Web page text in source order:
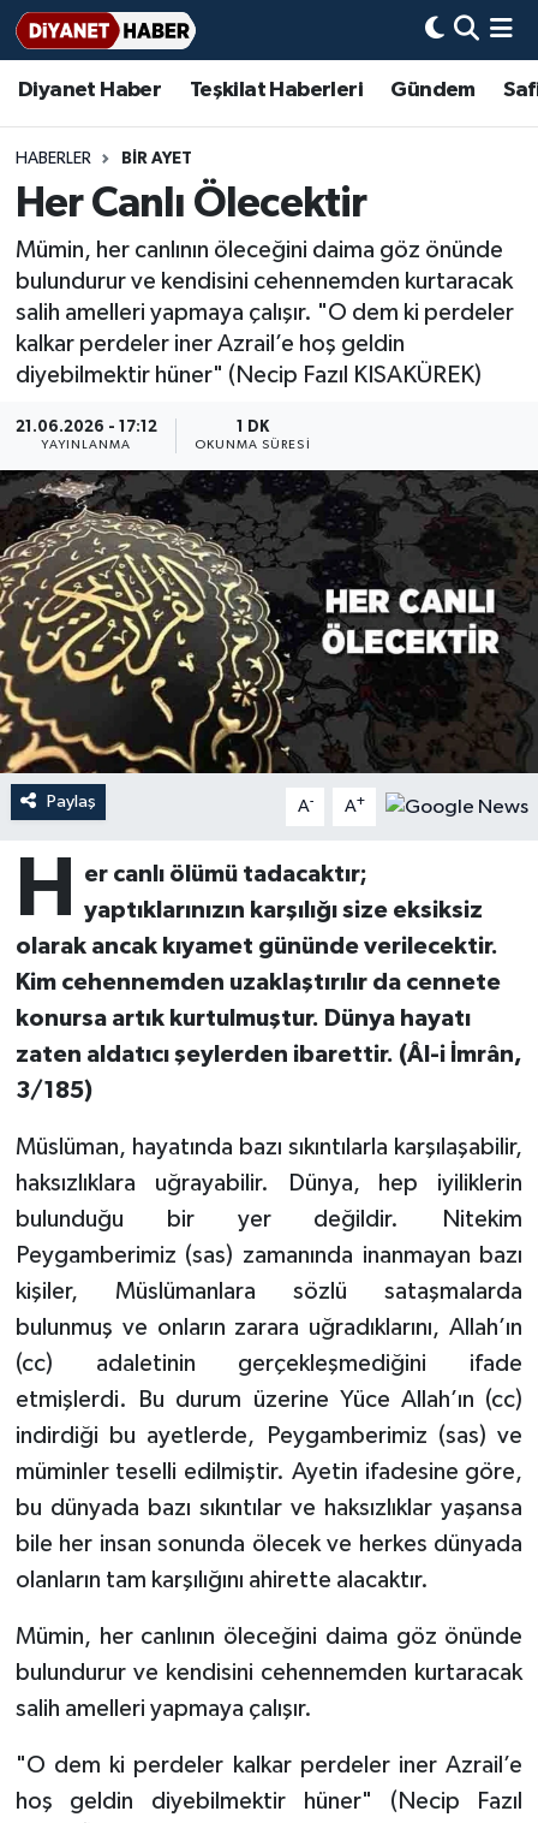
Diyanet Haber Teşkilat Haberleri Gündem
HABERLER BIR AYET
Her Canlı Ölecektir
Mümin, her canlının öleceğini daima göz önünde
bulundurur ve kendisini cehennemden kurtaracak
salih amelleri yapmaya çalışır. "O dem ki perdeler
kalkar perdeler iner Azrail’e hoş geldin
diyebilmektir hüner" (Necip Fazıl KISAKÜREK)
21.06.2026 - 17:12
YAYINLANMA
1 DK
OKUNMA SÜRESI
Paylaş A- A+
H
er canlı ölümü tadacaktır;
yaptıklarınızın karşılığı size eksiksiz
olarak ancak kıyamet gününde verilecektir.
Kim cehennemden uzaklaştırılır da cennete
konursa artık kurtulmuştur. Dünya hayatı
zaten aldatıcı şeylerden ibarettir. (Âl-i İmrân,
3/185)
Müslüman, hayatında bazı sıkıntılarla karşılaşabilir,
haksızlıklara uğrayabilir. Dünya, hep iyiliklerin
bulunduğu bir yer değildir. Nitekim
Peygamberimiz (sas) zamanında inanmayan bazı
kişiler, Müslümanlara sözlü sataşmalarda
bulunmuş ve onların zarara uğradıklarını, Allah’ın
(cc) adaletinin gerçekleşmediğini ifade
etmişlerdi. Bu durum üzerine Yüce Allah’ın (cc)
indirdiği bu ayetlerde, Peygamberimiz (sas) ve
müminler teselli edilmiştir. Ayetin ifadesine göre,
bu dünyada bazı sıkıntılar ve haksızlıklar yaşansa
bile her insan sonunda ölecek ve herkes dünyada
olanların tam karşılığını ahirette alacaktır.
Mümin, her canlının öleceğini daima göz önünde
bulundurur ve kendisini cehennemden kurtaracak
salih amelleri yapmaya çalışır.
"O dem ki perdeler kalkar perdeler iner Azrail’e
hoş geldin diyebilmektir hüner" (Necip Fazıl
Diyanet Haber
Teşkilat Haberleri
Adana Müftülüğü
Adıyaman Müftülüğü
Afyonkarahisar Müftülüğü
Ağrı Müftülüğü
Aksaray Müftülüğü
Ankara Müftülüğü
Antalya Müftülüğü
Ardahan Müftülüğü
Artvin Müftülüğü
Aydın Müftülüğü
Balıkesir Müftülüğü
Bartın Müftülüğü
Batman Müftülüğü
Bayburt Müftülüğü
Bilecik Müftülüğü
Bingöl Müftülüğü
Bitlis Müftülüğü
Bolu Müftülüğü
Burdur Müftülüğü
Bursa Müftülüğü
Çanakkale Müftülüğü
Çankırı Müftülüğü
Çorum Müftülüğü
Diyarbakır Müftülüğü
Düzce Müftülüğü
Elazığ Müftülüğü
Gündem
#Keşfet
Bir Ayet
Bir Hikaye
Biyografiler
Dini kavramlar
Diyanet Bilgi
Hadislerle İslam
Kudüs
Kurban
Mukabele
Peygamberimizin Hayatı
Ramazan
Sahabeler
Zekat
Basında Bugün
Diyanet Dergi
Aile Dergisi
Aylık Dergi
TDV
Hutbeler
DİYANET AKADEMİ
DİYANET GENÇLİK
DİYANET RADYO/TV
DEPREM
Dünya
Eğitim
İmam Hatip Okulları
Kültür-Sanat
Sağlık
Makaleler
Başmakale
Ekonomi
Hadis-i Şerifler
Hayat Okumaları
Bilim, Teknoloji
Biyografiler
İhtida Haberleri
YAŞAM
Nöbetçi Eczaneler
Hava Durumu
Ankara Namaz Vakitleri
Trafik Durumu
Süper Lig Puan Durumu ve Fikstür
Son Dakika Haberleri
Haber Arşivi